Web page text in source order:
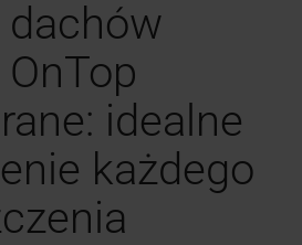
dachów
idealne
każdego